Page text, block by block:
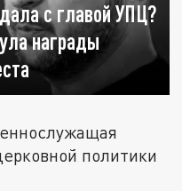
с главой УПЦ?
награды
политики